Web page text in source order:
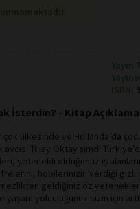
İsterdin? - Kitap
çok ülkesinde ve Hollanda’da
Tülay Oktay şimdi
yetenekli olduğunuz iş
hobilerinizin verdiği gizli
geldiğiniz öz
yolculuğunuz sizin için